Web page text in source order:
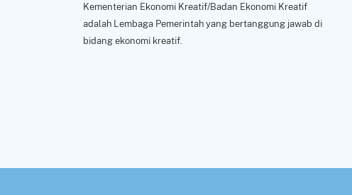
Kementerian Ekonomi Kreatif/Badan Ekonomi Kreatif
adalah Lembaga Pemerintah yang bertanggung jawab di
bidang ekonomi kreatif.